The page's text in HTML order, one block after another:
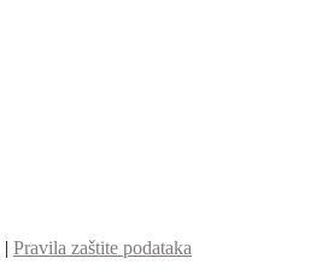
| Pravila zaštite podataka